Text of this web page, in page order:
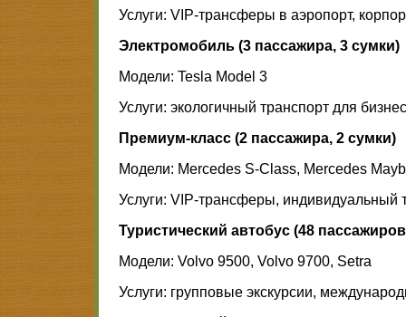
Услуги: VIP-трансферы в аэропорт,
Электромобиль (3 пассажира, 3 сумки)
Модели: Tesla Model 3
Услуги: экологичный транспорт для
Премиум-класс (2 пассажира, 2 сумки)
Модели: Mercedes S-Class, Mercedes
Услуги: VIP-трансферы, индивидуальный
Туристический автобус (48
Модели: Volvo 9500, Volvo 9700, Setra
Услуги: групповые экскурсии,